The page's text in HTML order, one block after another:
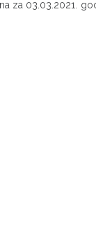
za 03.03.2021.